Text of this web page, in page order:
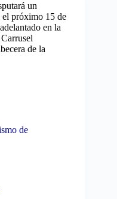
un
el próximo 15 de
en la
de la
de